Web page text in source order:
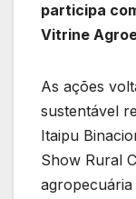
participa
Vitrine
As ações
sustentável
Itaipu
Show Rural
agropecuária